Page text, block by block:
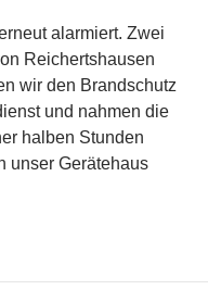
alarmiert. Zwei
Reichertshausen
wir den Brandschutz
und nahmen die
halben Stunden
unser Gerätehaus